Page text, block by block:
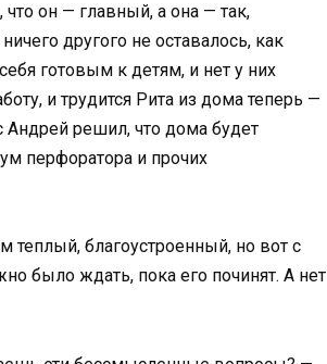
он — главный, а она — так,
другого не оставалось, как
готовым к детям, и нет у них
и трудится Рита из дома теперь —
Андрей решил, что дома будет
перфоратора и прочих
теплый, благоустроенный, но вот с
было ждать, пока его починят. А нет